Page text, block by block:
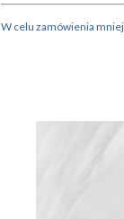
W celu zamówienia